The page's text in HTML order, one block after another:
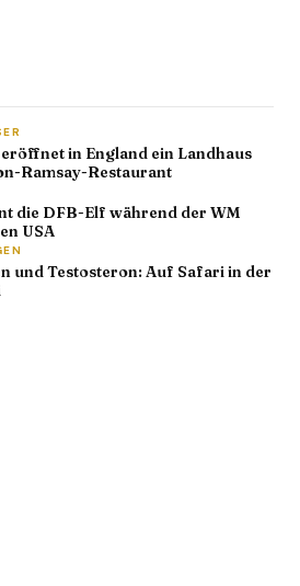
in England ein Landhaus
Ramsay-Restaurant
die DFB-Elf während der WM
USA
und Testosteron: Auf Safari in der